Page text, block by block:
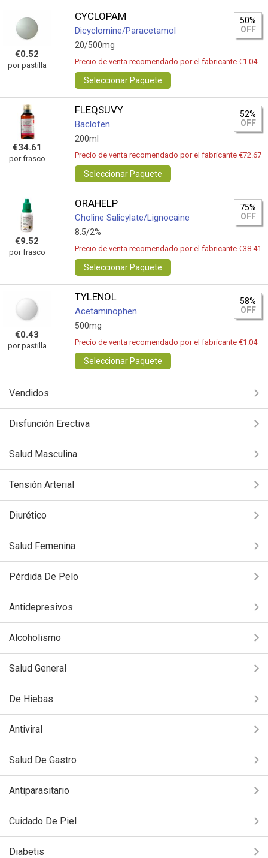
€0.52
por pastilla
CYCLOPAM
Dicyclomine/Paracetamol
20/500mg
50%
OFF
Precio de venta recomendado por el fabricante €1.04
Seleccionar Paquete
€34.61
por frasco
FLEQSUVY
Baclofen
200ml
52%
OFF
Precio de venta recomendado por el fabricante €72.67
Seleccionar Paquete
€9.52
por frasco
ORAHELP
Choline Salicylate/Lignocaine
8.5/2%
75%
OFF
Precio de venta recomendado por el fabricante €38.41
Seleccionar Paquete
€0.43
por pastilla
TYLENOL
Acetaminophen
500mg
58%
OFF
Precio de venta recomendado por el fabricante €1.04
Seleccionar Paquete
Vendidos
Disfunción Erectiva
Salud Masculina
Tensión Arterial
Diurético
Salud Femenina
Pérdida De Pelo
Antidepresivos
Alcoholismo
Salud General
De Hiebas
Antiviral
Salud De Gastro
Antiparasitario
Cuidado De Piel
Diabetis